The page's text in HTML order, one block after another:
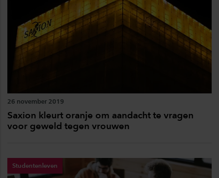
26 november 2019
Saxion kleurt oranje om aandacht te vragen
voor geweld tegen vrouwen
Studentenleven